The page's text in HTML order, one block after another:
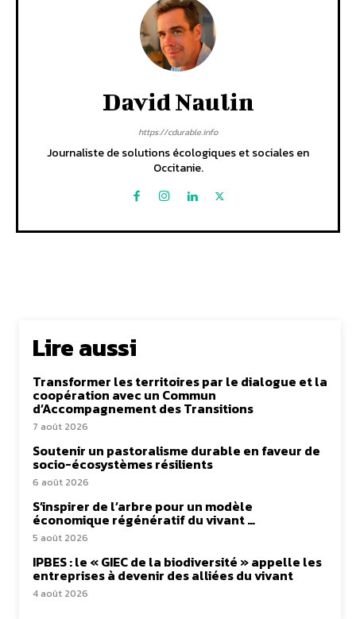
David Naulin
https://cdurable.info
Journaliste de solutions écologiques et sociales en
Occitanie.
Lire aussi
Transformer les territoires par le dialogue et la
coopération avec un Commun
d’Accompagnement des Transitions
7 août 2026
Soutenir un pastoralisme durable en faveur de
socio-écosystèmes résilients
6 août 2026
S’inspirer de l’arbre pour un modèle
économique régénératif du vivant …
5 août 2026
IPBES : le « GIEC de la biodiversité » appelle les
entreprises à devenir des alliées du vivant
4 août 2026